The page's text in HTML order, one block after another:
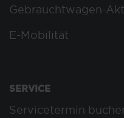
Gebrauchtwagen-
E-Mobilität
SERVICE
Servicetermin